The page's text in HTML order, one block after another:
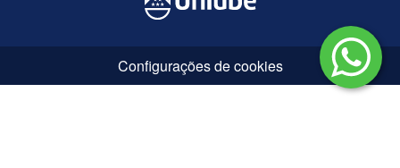
Configurações de cookies